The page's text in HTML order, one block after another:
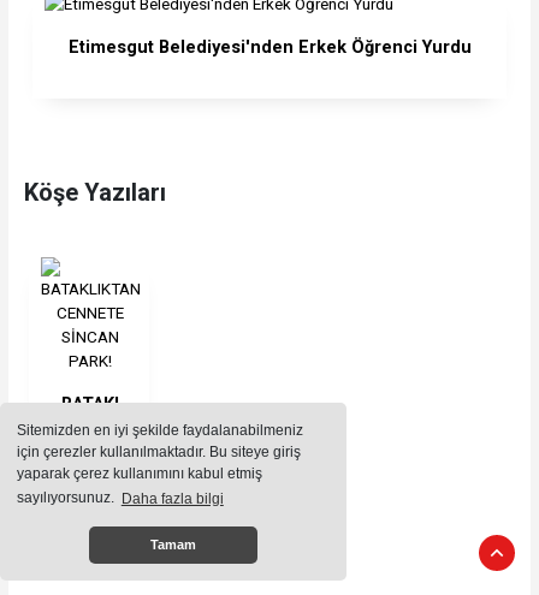
Sitemizden en iyi şekilde faydalanabilmeniz
için çerezler kullanılmaktadır. Bu siteye giriş
yaparak çerez kullanımını kabul etmiş
sayılıyorsunuz. Daha fazla bilgi
Tamam
Etimesgut Belediyesi'nden Erkek Öğrenci Yurdu
Köşe Yazıları
BATAKLIKTAN
CENNETE
SİNCAN
PARK!